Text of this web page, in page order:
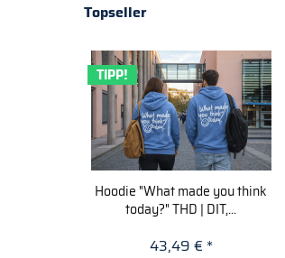
Topseller
TIPP!
Hoodie "What made you think
today?" THD | DIT,...
43,49 € *